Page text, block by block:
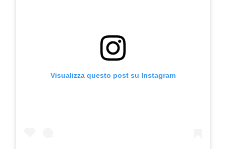
Visualizza questo post su Instagram